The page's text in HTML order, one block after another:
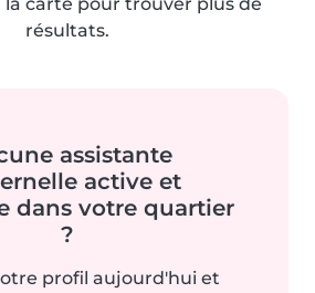
résultats.
assistante
active et
dans votre quartier
?
profil aujourd'hui et